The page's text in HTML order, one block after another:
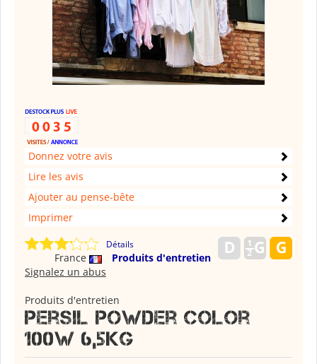
Donnez votre avis
Lire les avis
Ajouter au pense-bête
Imprimer
Détails
France
Produits d'entretien
Signalez un abus
Produits d'entretien
Persil powder color
100w 6,5kg